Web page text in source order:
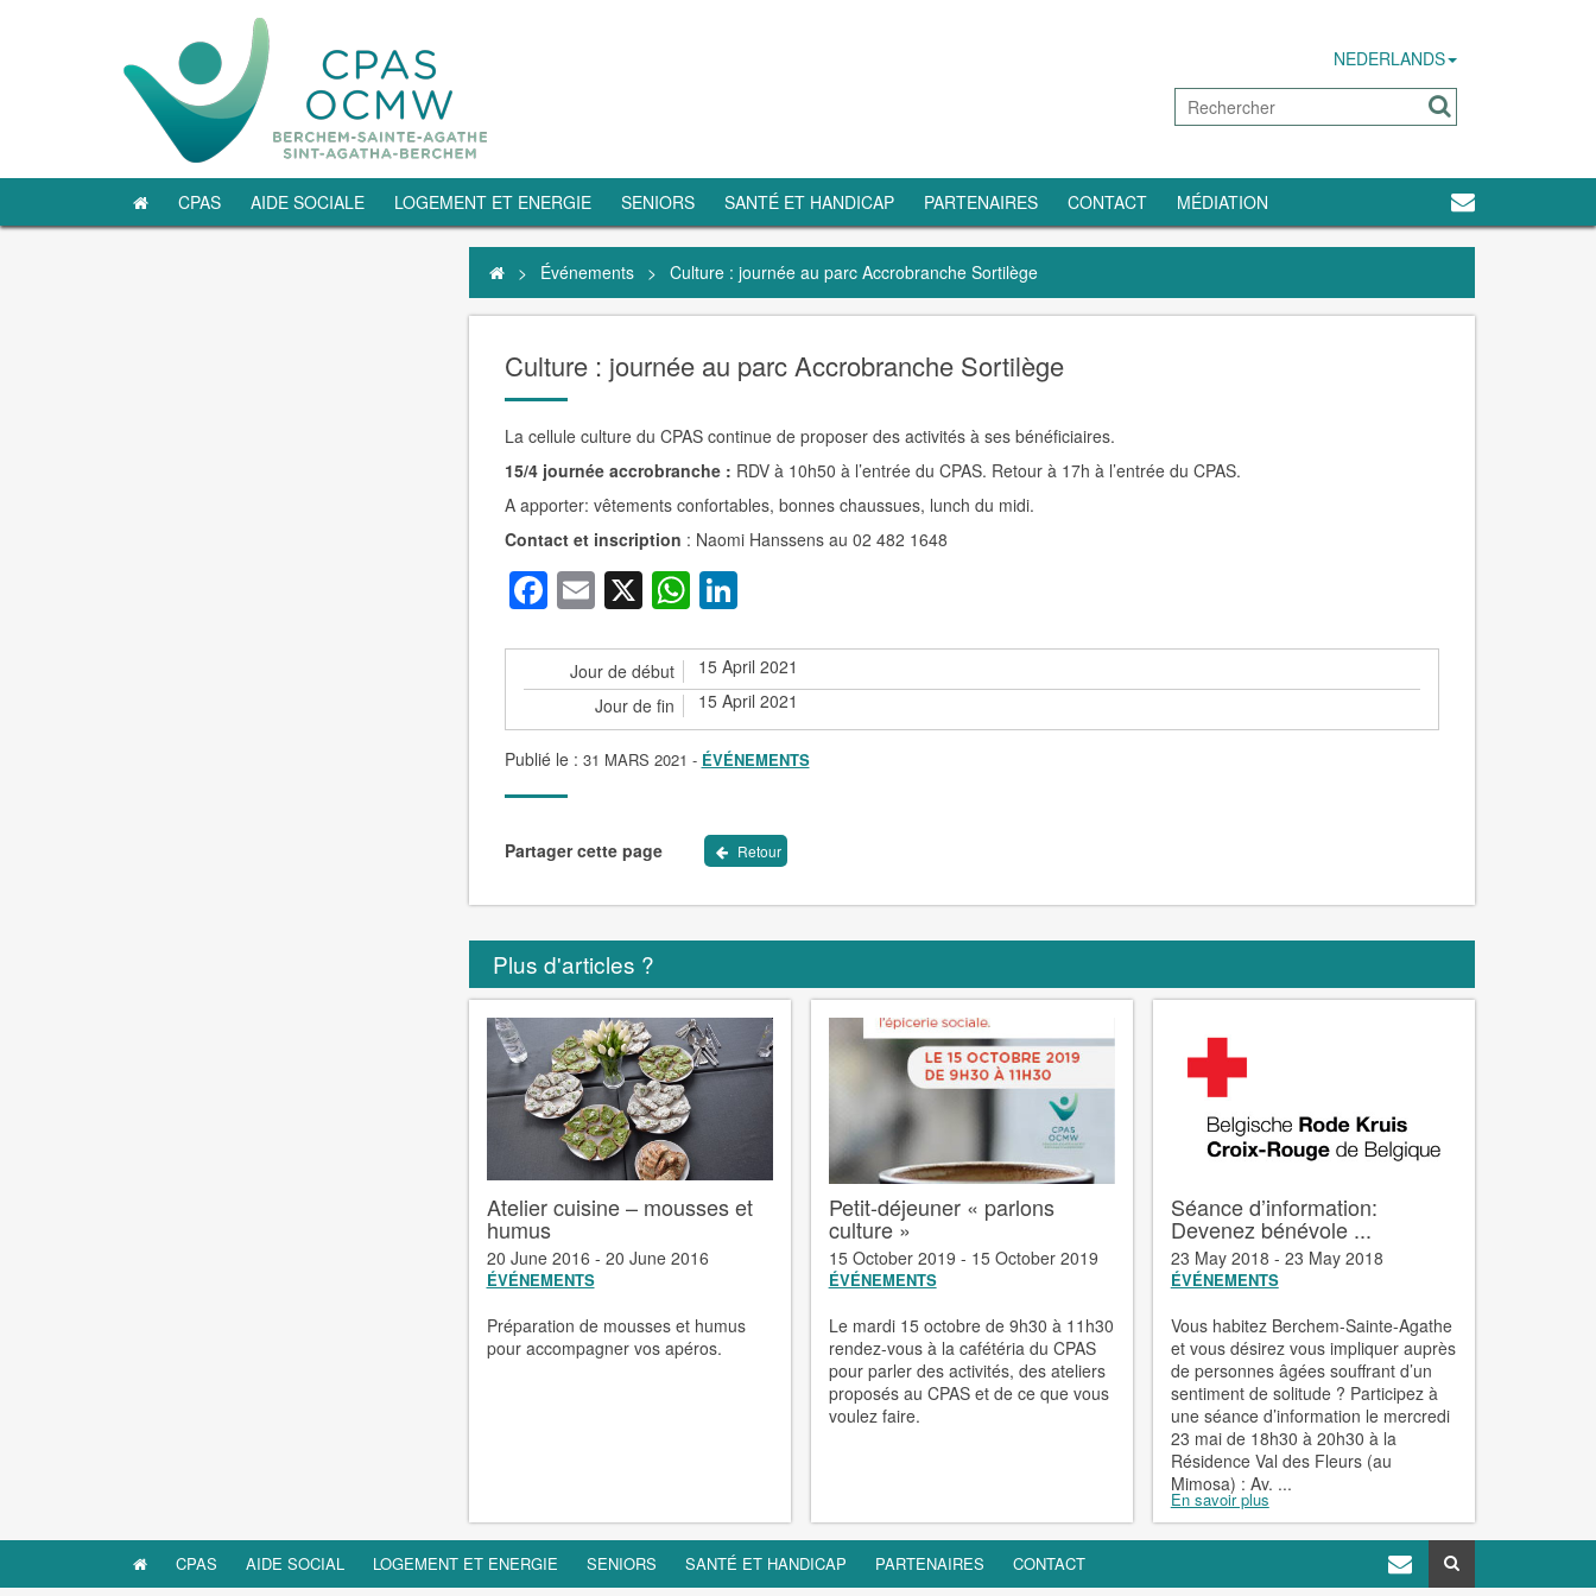
NEDERLANDS
CPAS AIDE SOCIALE LOGEMENT ET ENERGIE SENIORS SANTÉ ET HANDICAP PARTENAIRES CONTACT MÉDIATION
> Événements > Culture : journée au parc Accrobranche Sortilège
Culture : journée au parc Accrobranche Sortilège
La cellule culture du CPAS continue de proposer des activités à ses bénéficiaires.
15/4 journée accrobranche : RDV à 10h50 à l’entrée du CPAS. Retour à 17h à l’entrée du CPAS.
A apporter: vêtements confortables, bonnes chaussues, lunch du midi.
Contact et inscription : Naomi Hanssens au 02 482 1648
Facebook
Email
X WhatsApp
LinkedIn
Jour de début
15 April 2021
Jour de fin
15 April 2021
Publié le : 31 MARS 2021 - ÉVÉNEMENTS
Partager cette page Retour
Plus d'articles ?
Atelier cuisine – mousses et
humus
20 June 2016 - 20 June 2016
ÉVÉNEMENTS
Préparation de mousses et humus
pour accompagner vos apéros.
Petit-déjeuner « parlons
culture »
15 October 2019 - 15 October 2019
ÉVÉNEMENTS
Le mardi 15 octobre de 9h30 à 11h30
rendez-vous à la cafétéria du CPAS
pour parler des activités, des ateliers
proposés au CPAS et de ce que vous
voulez faire.
Séance d’information:
Devenez bénévole ...
23 May 2018 - 23 May 2018
ÉVÉNEMENTS
Vous habitez Berchem-Sainte-Agathe
et vous désirez vous impliquer auprès
de personnes âgées souffrant d’un
sentiment de solitude ? Participez à
une séance d’information le mercredi
23 mai de 18h30 à 20h30 à la
Résidence Val des Fleurs (au
Mimosa) : Av. ...
En savoir plus
CPAS AIDE SOCIAL LOGEMENT ET ENERGIE SENIORS SANTÉ ET HANDICAP PARTENAIRES CONTACT